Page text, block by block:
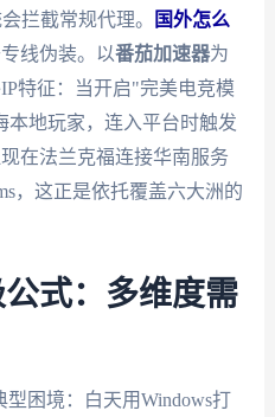
拦截常规代理。
国外怎么
线伪装。以番茄加速器为
特征：当开启"完美电竞模
本地玩家，连入平台时触发
在法兰克福连接华南服务
，这正是依托覆盖六大洲的
式：多维度需
困境：白天用Windows打